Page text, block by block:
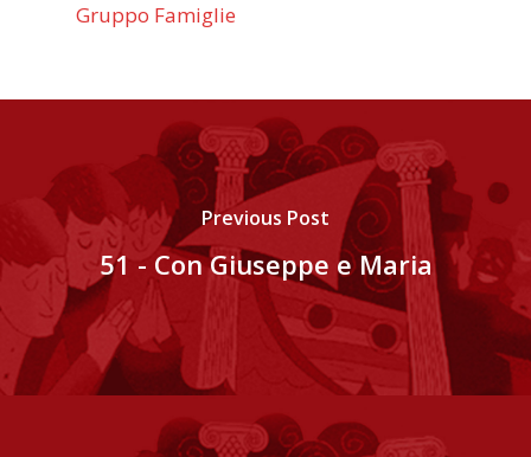
Gruppo Famiglie
Previous Post
51 - Con Giuseppe e Maria